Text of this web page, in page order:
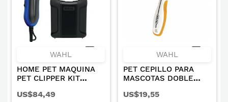
WAHL
HOME PET MAQUINA
PET CLIPPER KIT
US$84,49
WAHL
PET CEPILLO PARA
MASCOTAS DOBLE
METALICAS Y NYLON
US$19,55